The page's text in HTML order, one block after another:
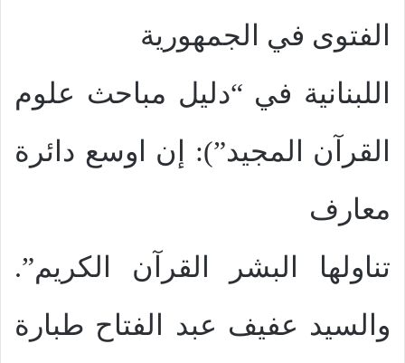
الفتوى في الجمهورية
اللبنانية في “دليل مباحث علوم
القرآن المجيد”): إن اوسع دائرة
معارف
تناولها البشر القرآن الكريم”.
والسيد عفيف عبد الفتاح طبارة